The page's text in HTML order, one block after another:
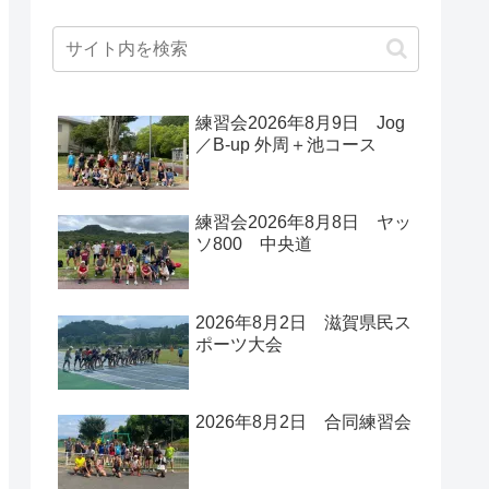
練習会2026年8月9日 Jog
／B-up 外周＋池コース
練習会2026年8月8日 ヤッ
ソ800 中央道
2026年8月2日 滋賀県民ス
ポーツ大会
2026年8月2日 合同練習会